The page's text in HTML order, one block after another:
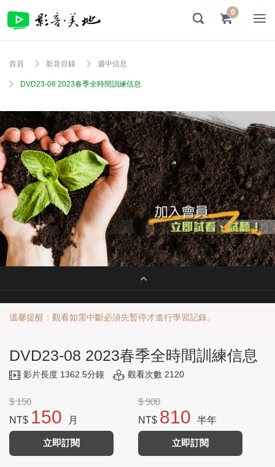
0
首頁 影音目錄 週中信息
DVD23-08 2023春季全時間訓練信息
溫馨提醒：觀看如需中斷必須先暫停才進行學習記錄。
DVD23-08 2023春季全時間訓練信息
影片長度 1362.5分鐘 觀看次數 2120
$ 150
NT$ 150 月
立即訂閱
$ 900
NT$ 810 半年
立即訂閱